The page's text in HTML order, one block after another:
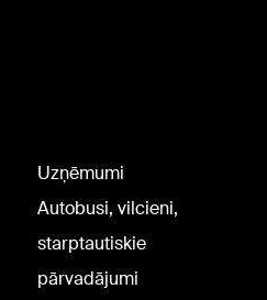
Uzņēmumi
Autobusi, vilcieni,
starptautiskie
pārvadājumi